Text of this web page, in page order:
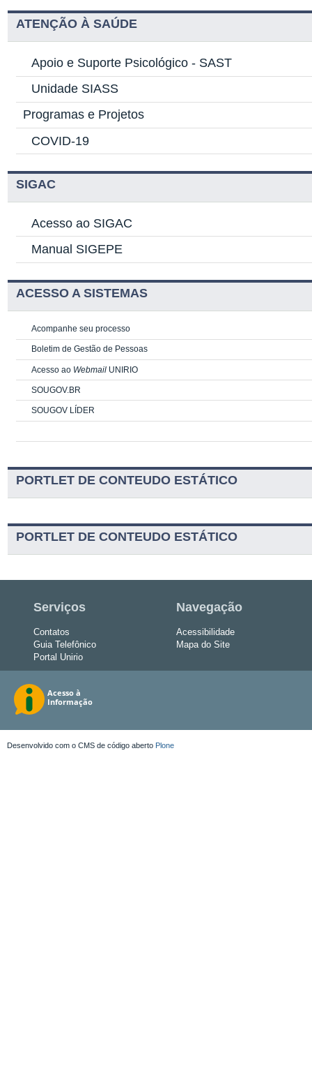
ATENÇÃO À SAÚDE
Apoio e Suporte Psicológico - SAST
Unidade SIASS
Programas e Projetos
COVID-19
SIGAC
Acesso ao SIGAC
Manual SIGEPE
ACESSO A SISTEMAS
Acompanhe seu processo
Boletim de Gestão de Pessoas
Acesso ao Webmail UNIRIO
SOUGOV.BR
SOUGOV LÍDER
PORTLET DE CONTEUDO ESTÁTICO
PORTLET DE CONTEUDO ESTÁTICO
Serviços
Contatos
Guia Telefônico
Portal Unirio
Navegação
Acessibilidade
Mapa do Site
Desenvolvido com o CMS de código aberto Plone